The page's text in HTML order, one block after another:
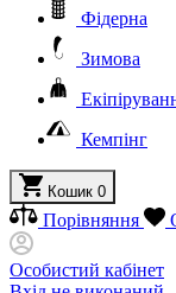
Фідерна
Зимова
Кемпінг
Кошик 0
Порівняння
Особистий кабінет